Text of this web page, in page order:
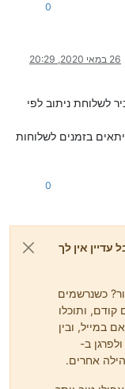
0
26 במאי 2020, 20:29
לשלוחת ניתוב לפי
בזמנים לשלוחות
0
אין לך
כשנרשמים
ותוכלו
במייל, ובין
ב-